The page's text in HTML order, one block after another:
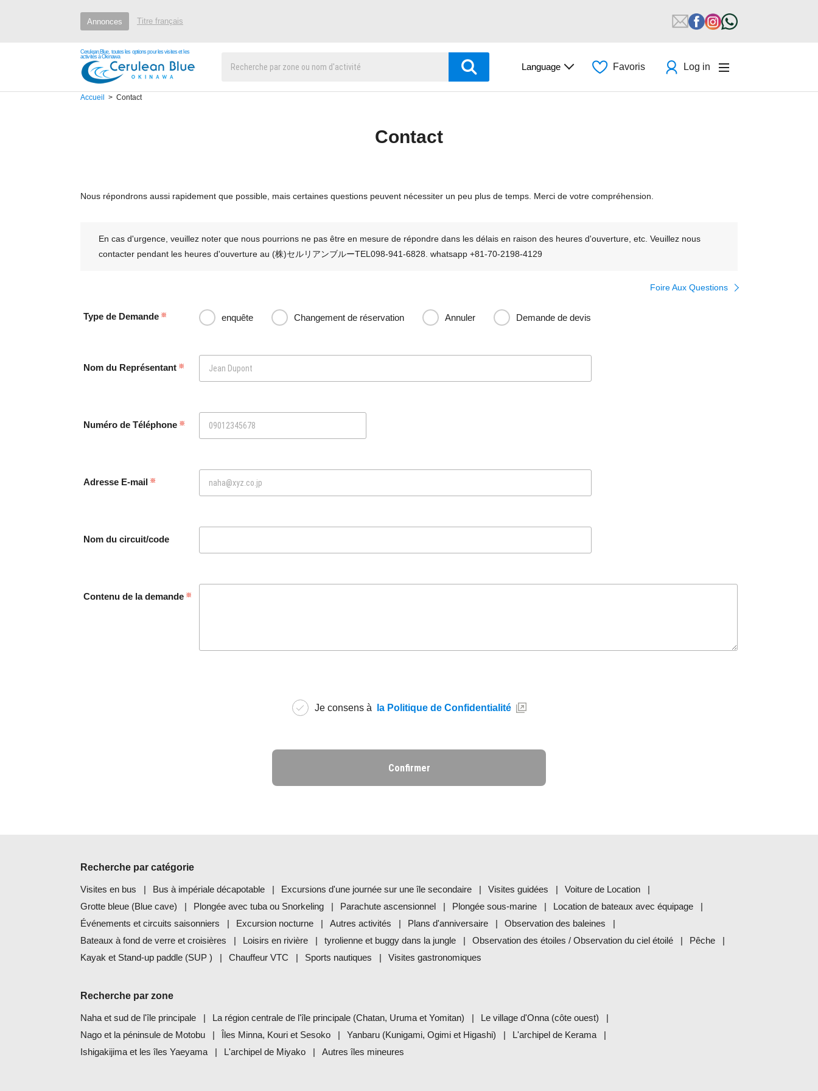
Annonces Titre français
Cerulean Blue, toutes les options pour les visites et les
activités à Okinawa
Language Favoris Log in
Accueil Contact
Contact
Nous répondrons aussi rapidement que possible, mais certaines questions peuvent nécessiter un peu plus de temps. Merci de votre compréhension.
En cas d'urgence, veuillez noter que nous pourrions ne pas être en mesure de répondre dans les délais en raison des heures d'ouverture, etc. Veuillez nous
contacter pendant les heures d'ouverture au (株)セルリアンブルーTEL098-941-6828. whatsapp +81-70-2198-4129
Foire Aux Questions
Type de Demande enquête Changement de réservation Annuler Demande de devis
Nom du Représentant
Numéro de Téléphone
Adresse E-mail
Nom du circuit/code
Contenu de la demande
Je consens à la Politique de Confidentialité
Confirmer
Recherche par catégorie
Visites en bus Bus à impériale décapotable Excursions d'une journée sur une île secondaire Visites guidées
Voiture de Location
Grotte bleue (Blue cave)
Plongée avec tuba ou Snorkeling Parachute ascensionnel Plongée sous-marine
Location de bateaux avec équipage
Événements et circuits saisonniers
Excursion nocturne Autres activités Plans d'anniversaire
Observation des baleines
Bateaux à fond de verre et croisières
Loisirs en rivière tyrolienne et buggy dans la jungle Observation des étoiles / Observation du ciel étoilé
Pêche
Kayak et Stand-up paddle (SUP )
Chauffeur VTC Sports nautiques Visites gastronomiques
Recherche par zone
Naha et sud de l'île principale La région centrale de l'île principale (Chatan, Uruma et Yomitan)
Le village d'Onna (côte ouest)
Nago et la péninsule de Motobu
Îles Minna, Kouri et Sesoko Yanbaru (Kunigami, Ogimi et Higashi)
L'archipel de Kerama
Ishigakijima et les îles Yaeyama
L'archipel de Miyako Autres îles mineures